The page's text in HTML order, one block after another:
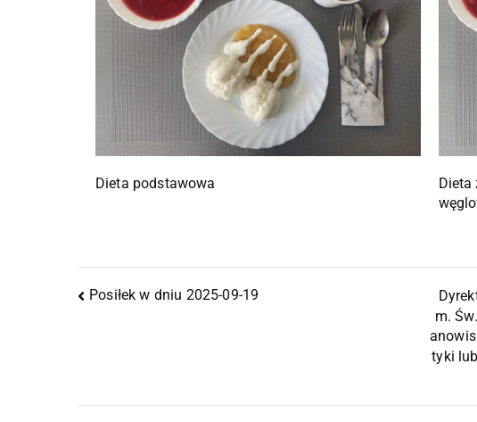
Dieta podstawowa
Dieta
Posiłek w dniu 2025-09-19
m.
tyki